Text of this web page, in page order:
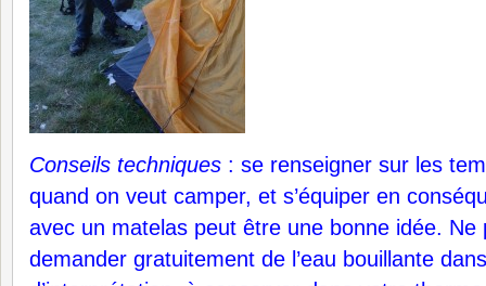
Conseils techniques : se renseigner sur les
quand on veut camper, et s’équiper en
avec un matelas peut être une bonne idée. Ne
demander gratuitement de l’eau bouillante